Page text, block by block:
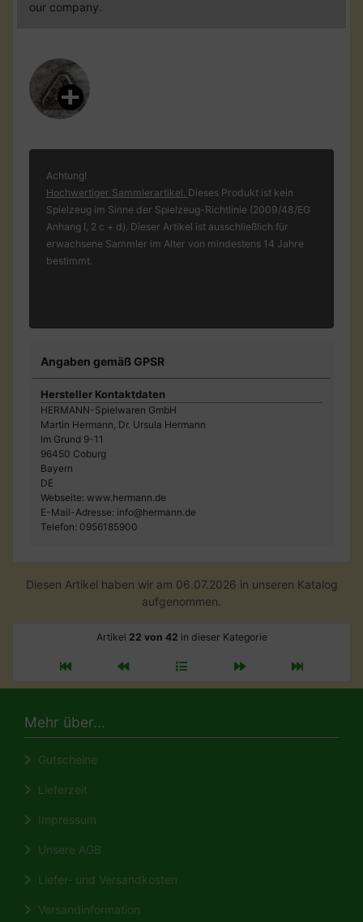
our company.
Achtung!
Hochwertiger Sammlerartikel. Dieses Produkt ist kein
Spielzeug im Sinne der Spielzeug-Richtlinie (2009/48/EG
Anhang I, 2 c + d). Dieser Artikel ist ausschließlich für
erwachsene Sammler im Alter von mindestens 14 Jahre
bestimmt.
Angaben gemäß GPSR
Hersteller Kontaktdaten
HERMANN-Spielwaren GmbH
Martin Hermann, Dr. Ursula Hermann
Im Grund 9-11
96450 Coburg
Bayern
DE
Webseite: www.hermann.de
E-Mail-Adresse: info@hermann.de
Telefon: 0956185900
Diesen Artikel haben wir am 06.07.2026 in unseren Katalog
aufgenommen.
Artikel 22 von 42 in dieser Kategorie
Mehr über...
Gutscheine
Lieferzeit
Impressum
Unsere AGB
Liefer- und Versandkosten
Versandinformation